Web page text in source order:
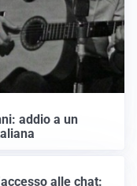
addio a un
alle chat: